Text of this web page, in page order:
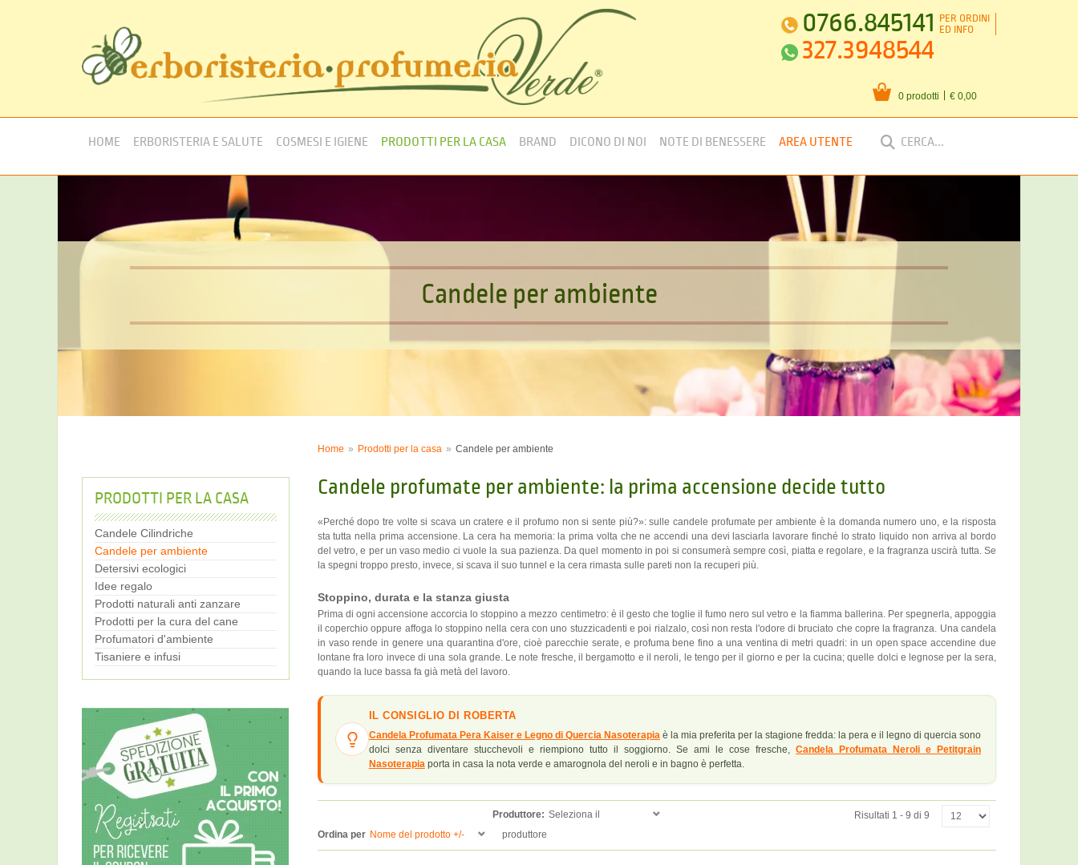
0766.845141
327.3948544
PER ORDINI
ED INFO
0 prodotti € 0,00
HOME ERBORISTERIA E SALUTE COSMESI E IGIENE PRODOTTI PER LA CASA BRAND DICONO DI NOI NOTE DI BENESSERE AREA UTENTE
Candele per ambiente
Home Prodotti per la casa Candele per ambiente
Candele profumate per ambiente: la prima accensione decide tutto
«Perché dopo tre volte si scava un cratere e il profumo non si sente più?»: sulle candele profumate per ambiente è la domanda numero uno, e la risposta
sta tutta nella prima accensione. La cera ha memoria: la prima volta che ne accendi una devi lasciarla lavorare finché lo strato liquido non arriva al bordo
del vetro, e per un vaso medio ci vuole la sua pazienza. Da quel momento in poi si consumerà sempre così, piatta e regolare, e la fragranza uscirà tutta. Se
la spegni troppo presto, invece, si scava il suo tunnel e la cera rimasta sulle pareti non la recuperi più.
Stoppino, durata e la stanza giusta
Prima di ogni accensione accorcia lo stoppino a mezzo centimetro: è il gesto che toglie il fumo nero sul vetro e la fiamma ballerina. Per spegnerla, appoggia
il coperchio oppure affoga lo stoppino nella cera con uno stuzzicadenti e poi rialzalo, così non resta l'odore di bruciato che copre la fragranza. Una candela
in vaso rende in genere una quarantina d'ore, cioè parecchie serate, e profuma bene fino a una ventina di metri quadri: in un open space accendine due
lontane fra loro invece di una sola grande. Le note fresche, il bergamotto e il neroli, le tengo per il giorno e per la cucina; quelle dolci e legnose per la sera,
quando la luce bassa fa già metà del lavoro.
IL CONSIGLIO DI ROBERTA
Candela Profumata Pera Kaiser e Legno di Quercia Nasoterapiaè la mia preferita per la stagione fredda: la pera e il legno di quercia sono
dolci senza diventare stucchevoli e riempiono tutto il soggiorno. Se ami le cose fresche, Candela Profumata Neroli e Petitgrain
Nasoterapiaporta in casa la nota verde e amarognola del neroli e in bagno è perfetta.
Ordina per Nome del prodotto +/-
Produttore: Seleziona il
produttore
Risultati 1 - 9 di 9
PRODOTTI PER LA CASA
Candele Cilindriche
Candele per ambiente
Detersivi ecologici
Idee regalo
Prodotti naturali anti zanzare
Prodotti per la cura del cane
Profumatori d'ambiente
Tisaniere e infusi